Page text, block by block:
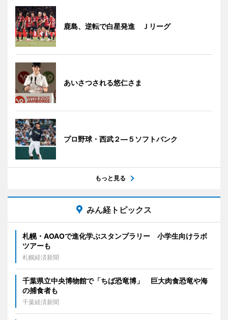
鹿島、逆転で白星発進 Ｊリーグ
あいさつされる悠仁さま
プロ野球・西武２―５ソフトバンク
もっと見る
みん経トピックス
札幌・AOAOで進化学ぶスタンプラリー 小学生向けラボ
ツアーも
札幌経済新聞
千葉県立中央博物館で「ちば恐竜博」 巨大肉食恐竜や海
の捕食者も
千葉経済新聞